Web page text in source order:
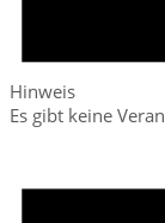
Hinweis
Es gibt keine